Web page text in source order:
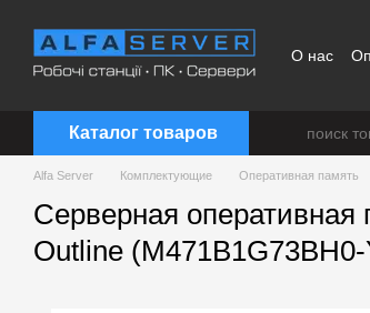
О нас
Каталог товаров
Alfa Server Комплектующие Оперативная память
Серверная
Outline